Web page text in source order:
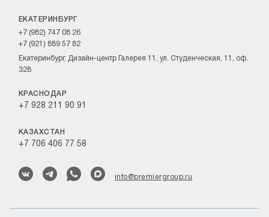
info@premiergroup.ru
ЕКАТЕРИНБУРГ
+7 (982) 747 08 26
+7 (921) 889 57 82
Екатеринбург, Дизайн-центр Галерея 11, ул. Студенческая, 11, оф.
328
КРАСНОДАР
+7 928 211 90 91
КАЗАХСТАН
+7 706 406 77 58